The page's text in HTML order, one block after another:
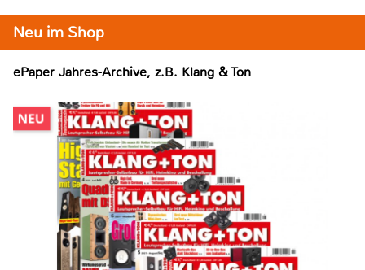
Neu im Shop
ePaper Jahres-Archive, z.B. Klang & Ton